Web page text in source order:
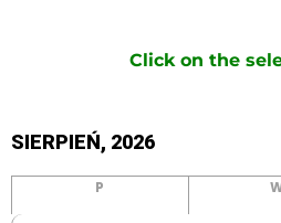
Click on the
SIERPIEŃ, 2026